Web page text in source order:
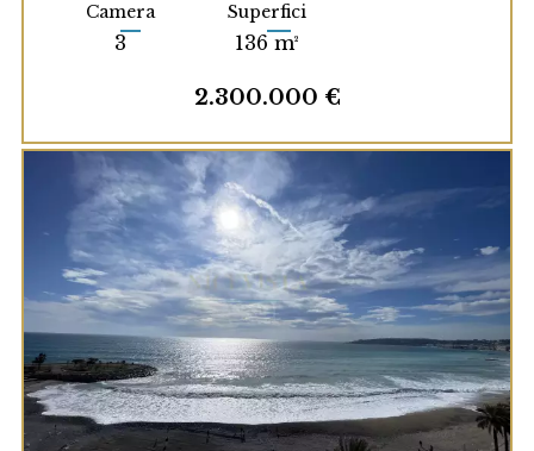
Camera
3
Superfici
136 m²
2.300.000 €